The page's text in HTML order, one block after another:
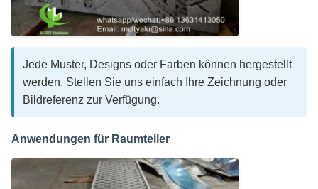
Jede Muster, Designs oder Farben können hergestellt
werden. Stellen Sie uns einfach Ihre Zeichnung oder
Bildreferenz zur Verfügung.
Anwendungen für Raumteiler